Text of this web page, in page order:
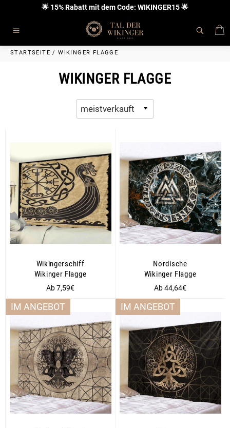
Inhalt
🌟 15% Rabatt mit dem Code: WIKINGER15 🌟
STARTSEITE / WIKINGER FLAGGE
WIKINGER FLAGGE
Wikingerschiff
Wikinger Flagge
Ab 7,59€
Nordische
Wikinger Flagge
Ab 44,64€
IM ANGEBOT IM ANGEBOT